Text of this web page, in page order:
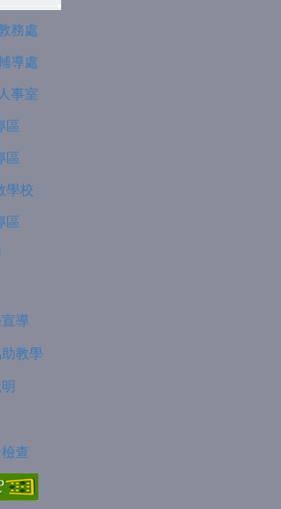
務處
導處
事室
區
區
學校
區
導
教學
查